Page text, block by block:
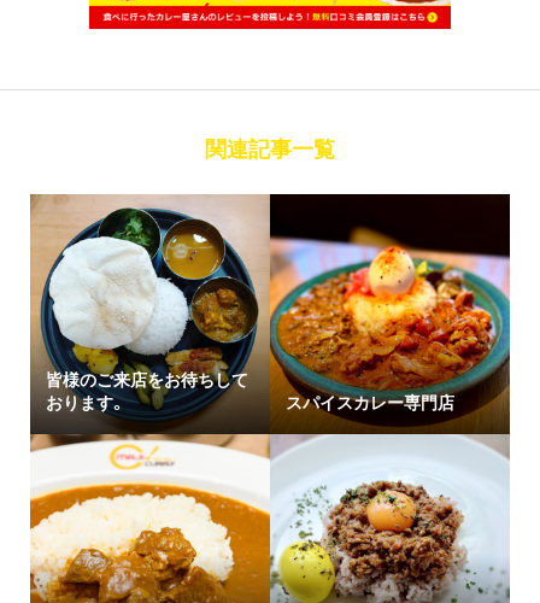
関連記事一覧
皆様のご来店をお待ちして
おります。
スパイスカレー専門店